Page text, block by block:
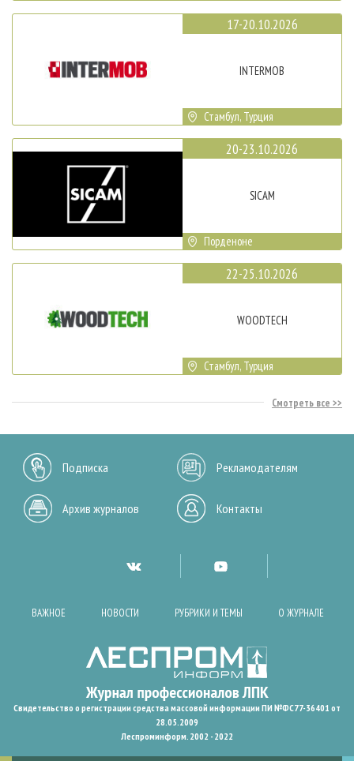
17-20.10.2026
INTERMOB
Стамбул, Турция
20-23.10.2026
SICAM
Порденоне
22-25.10.2026
WOODTECH
Стамбул, Турция
Смотреть все
Подписка Рекламодателям
Архив журналов Контакты
ВАЖНОЕ НОВОСТИ РУБРИКИ И ТЕМЫ О ЖУРНАЛЕ
Свидетельство о регистрации средства массовой информации ПИ №ФС77-36401 от
28.05.2009
Леспроминформ. 2002 - 2022